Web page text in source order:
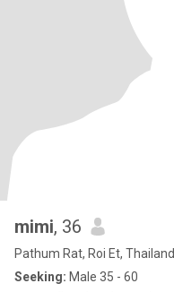
mimi, 36
Pathum Rat, Roi Et, Thailand
Seeking: Male 35 - 60